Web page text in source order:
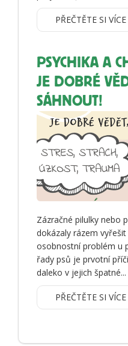
PŘEČTĚTE SI VÍCE
PSYCHIKA A
JE DOBRÉ
SÁHNOUT!
Zázračné pilulky nebo
dokázaly rázem
osobnostní problém u
řady psů je prvotní
daleko v jejich špatné...
PŘEČTĚTE SI VÍCE